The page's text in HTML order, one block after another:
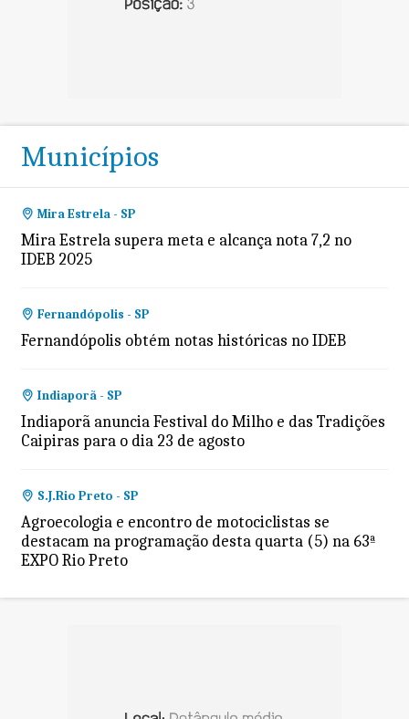
Municípios
Mira Estrela - SP
Mira Estrela supera meta e alcança nota 7,2 no
IDEB 2025
Fernandópolis - SP
Fernandópolis obtém notas históricas no IDEB
Indiaporã - SP
Indiaporã anuncia Festival do Milho e das Tradições
Caipiras para o dia 23 de agosto
S.J.Rio Preto - SP
Agroecologia e encontro de motociclistas se
destacam na programação desta quarta (5) na 63ª
EXPO Rio Preto